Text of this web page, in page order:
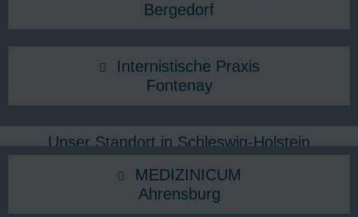
Bergedorf
Internistische Praxis
Fontenay
Unser Standort in Schleswig-Holstein
MEDIZINICUM
Ahrensburg